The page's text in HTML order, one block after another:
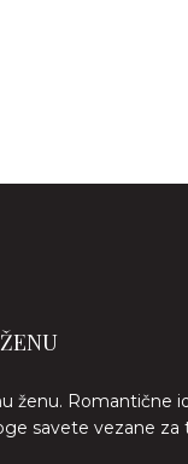
ženu. Romantične
savete vezane